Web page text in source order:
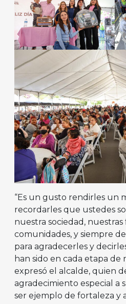
“Es un gusto rendirles un
recordarles que ustedes
nuestra sociedad, nuestras
comunidades, y siempre
para agradecerles y
han sido en cada etapa de
expresó el alcalde, quien
agradecimiento especial a
ser ejemplo de fortaleza y